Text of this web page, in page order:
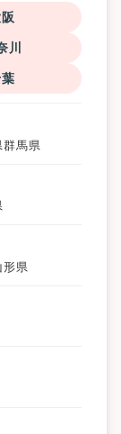
川
群馬県
形県